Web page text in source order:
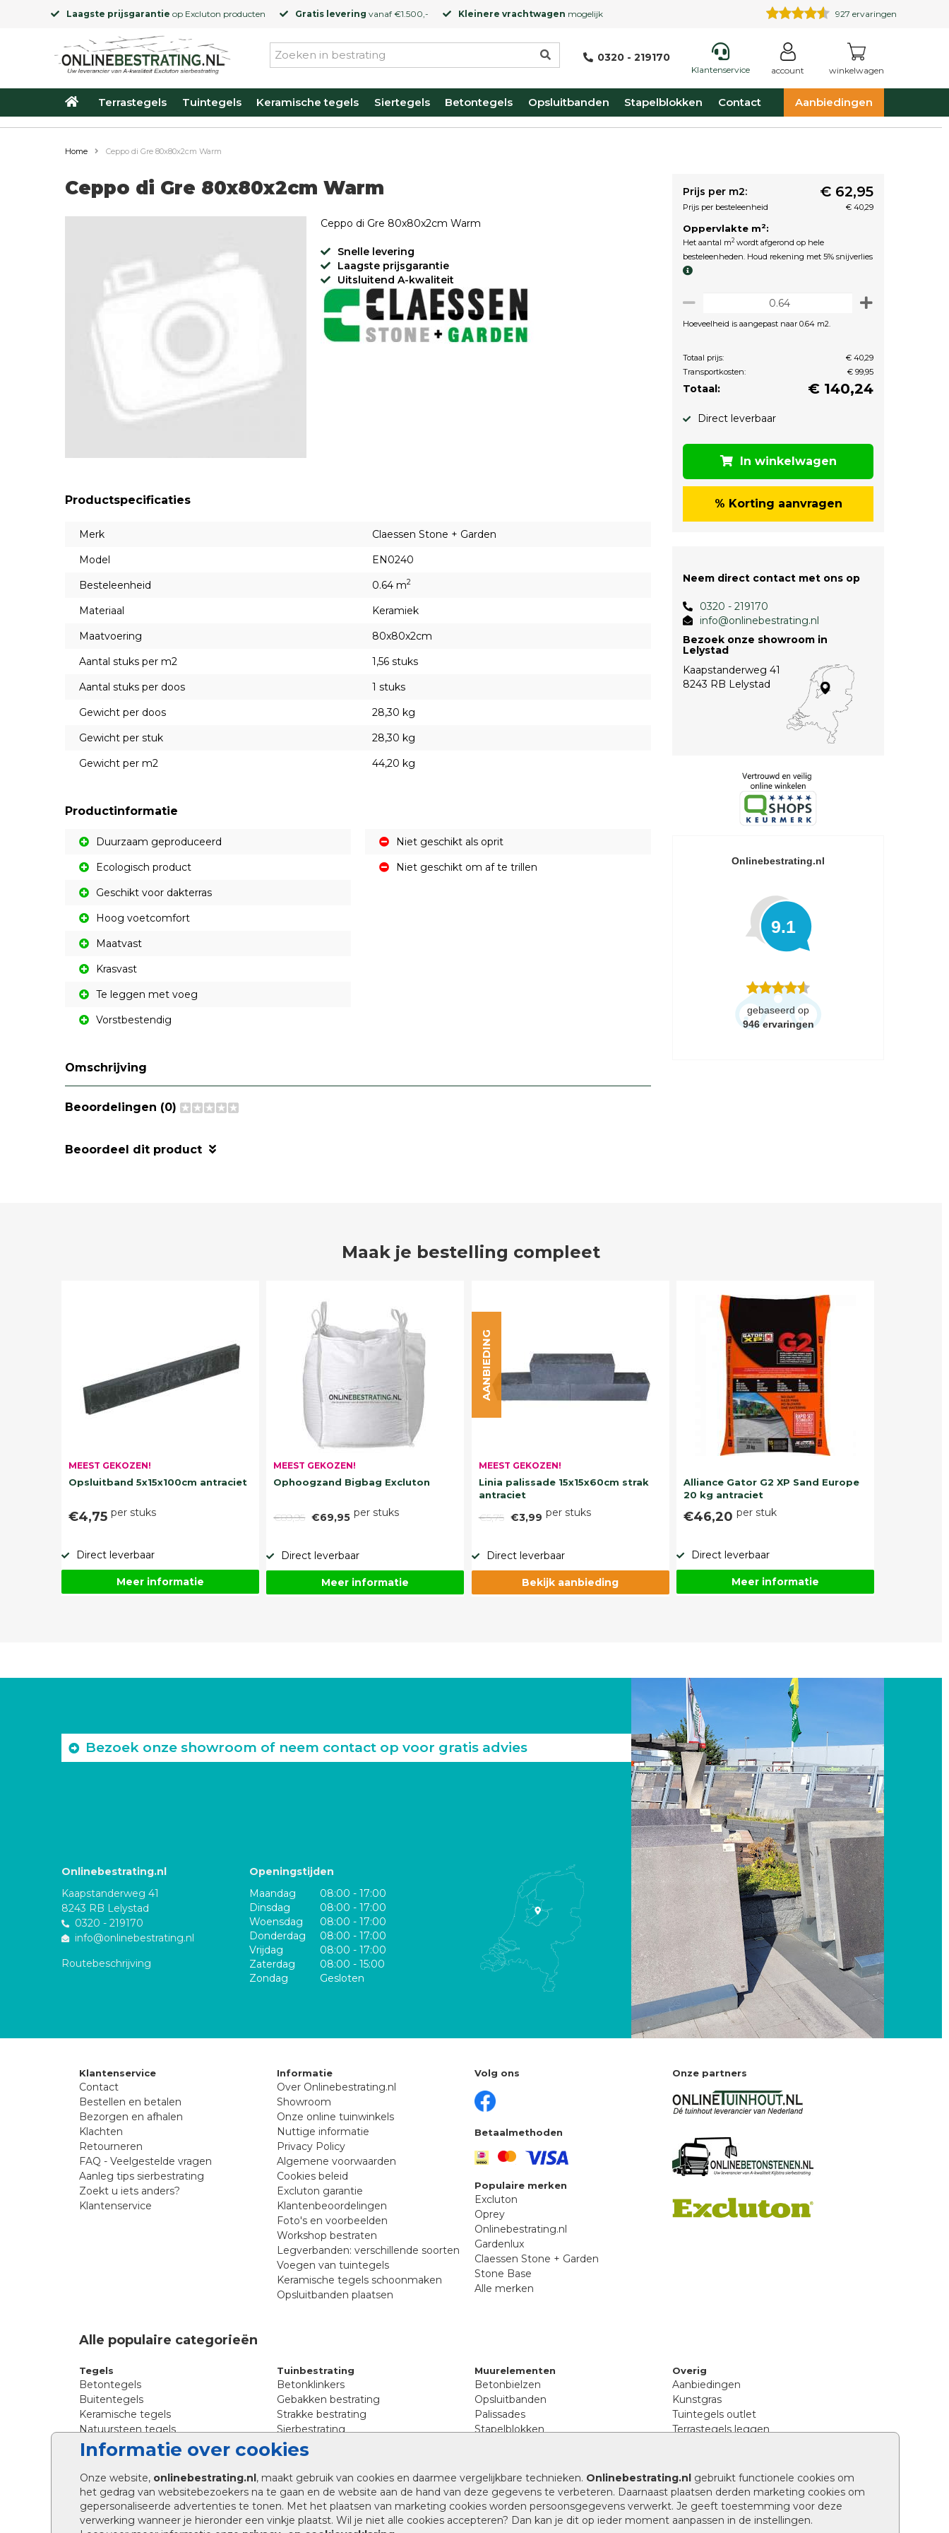
Laagste prijsgarantie op Excluton producten Gratis levering vanaf €1.500,- Kleinere vrachtwagen mogelijk 927 ervaringen
0320 - 219170
Klantenservice account winkelwagen
Terrastegels Tuintegels Keramische tegels Siertegels Betontegels Opsluitbanden Stapelblokken Contact Aanbiedingen
Informatie over cookies
Onze website, onlinebestrating.nl, maakt gebruik van cookies en daarmee vergelijkbare technieken. Onlinebestrating.nl gebruikt functionele cookies om
het gedrag van websitebezoekers na te gaan en de website aan de hand van deze gegevens te verbeteren. Daarnaast plaatsen derden marketing cookies om
gepersonaliseerde advertenties te tonen. Met het plaatsen van marketing cookies worden persoonsgegevens verwerkt. Je geeft toestemming voor deze
verwerking wanneer je hieronder een vinkje plaatst. Wil je niet alle cookies accepteren? Dan kan je dit op ieder moment aanpassen in de instellingen.
Home Ceppo di Gre 80x80x2cm Warm
Ceppo di Gre 80x80x2cm Warm
Ceppo di Gre 80x80x2cm Warm
Snelle levering
Laagste prijsgarantie
Uitsluitend A-kwaliteit
Productspecificaties
Merk
Claessen Stone + Garden
Model
EN0240
Besteleenheid
0.64 m2
Materiaal
Keramiek
Maatvoering
80x80x2cm
Aantal stuks per m2
1,56 stuks
Aantal stuks per doos
1 stuks
Gewicht per doos
28,30 kg
Gewicht per stuk
28,30 kg
Gewicht per m2
44,20 kg
Productinformatie
Duurzaam geproduceerd
Ecologisch product
Geschikt voor dakterras
Hoog voetcomfort
Maatvast
Krasvast
Te leggen met voeg
Vorstbestendig
Niet geschikt als oprit
Niet geschikt om af te trillen
Omschrijving
Beoordelingen (0)
Beoordeel dit product
Prijs per m2: € 62,95
Prijs per besteleenheid € 40,29
Oppervlakte m2:
Het aantal m2 wordt afgerond op hele
besteleenheden. Houd rekening met 5% snijverlies
Hoeveelheid is aangepast naar 0.64 m2.
Totaal prijs:
€ 40,29
Transportkosten:
€ 99,95
Totaal: € 140,24
Direct leverbaar
In winkelwagen
% Korting aanvragen
Neem direct contact met ons op
0320 - 219170
info@onlinebestrating.nl
Bezoek onze showroom in
Lelystad
Kaapstanderweg 41
8243 RB Lelystad
Onlinebestrating.nl
9.1
gebaseerd op
946 ervaringen
Maak je bestelling compleet
MEEST GEKOZEN!
Opsluitband 5x15x100cm antraciet
€4,75 per stuks
Direct leverbaar
Meer informatie
MEEST GEKOZEN!
Ophoogzand Bigbag Excluton
€89,95 €69,95 per stuks
Direct leverbaar
Meer informatie
MEEST GEKOZEN!
Linia palissade 15x15x60cm strak
antraciet
€5,75 €3,99 per stuks
AANBIEDING
Direct leverbaar
Bekijk aanbieding
Alliance Gator G2 XP Sand Europe
20 kg antraciet
€46,20 per stuk
Direct leverbaar
Meer informatie
Bezoek onze showroom of neem contact op voor gratis advies
Onlinebestrating.nl
Kaapstanderweg 41
8243 RB Lelystad
0320 - 219170
info@onlinebestrating.nl
Routebeschrijving
Openingstijden
Maandag
08:00 - 17:00
Dinsdag
08:00 - 17:00
Woensdag
08:00 - 17:00
Donderdag
08:00 - 17:00
Vrijdag
08:00 - 17:00
Zaterdag
08:00 - 15:00
Zondag
Gesloten
Klantenservice
Contact
Bestellen en betalen
Bezorgen en afhalen
Klachten
Retourneren
FAQ - Veelgestelde vragen
Aanleg tips sierbestrating
Zoekt u iets anders?
Klantenservice
Informatie
Over Onlinebestrating.nl
Showroom
Onze online tuinwinkels
Nuttige informatie
Privacy Policy
Algemene voorwaarden
Cookies beleid
Excluton garantie
Klantenbeoordelingen
Foto's en voorbeelden
Workshop bestraten
Legverbanden: verschillende soorten
Voegen van tuintegels
Keramische tegels schoonmaken
Opsluitbanden plaatsen
Volg ons
Betaalmethoden
Populaire merken
Excluton
Oprey
Onlinebestrating.nl
Gardenlux
Claessen Stone + Garden
Stone Base
Alle merken
Onze partners
Alle populaire categorieën
Tegels
Betontegels
Buitentegels
Keramische tegels
Natuursteen tegels
Siertegels
Stoeptegels
Straattegels
Terrastegels
Tuintegels
Tuinbestrating
Betonklinkers
Gebakken bestrating
Strakke bestrating
Sierbestrating
Straatklinkers
Straatstenen
Trommelstenen
Tuinstenen
Waalformaat
Wildverband bestrating
Muurelementen
Betonbielzen
Opsluitbanden
Palissades
Stapelblokken
Afwatering en diversen
Beplantings en betonelementen
Split, grind en zand
Oprit tegels
Overig
Aanbiedingen
Kunstgras
Tuintegels outlet
Terrastegels leggen
Legpatronen betonstenen
Hoe betonstenen onderhouden
Aanlegtips voor betonstenen
Verschil betontegels en keramische